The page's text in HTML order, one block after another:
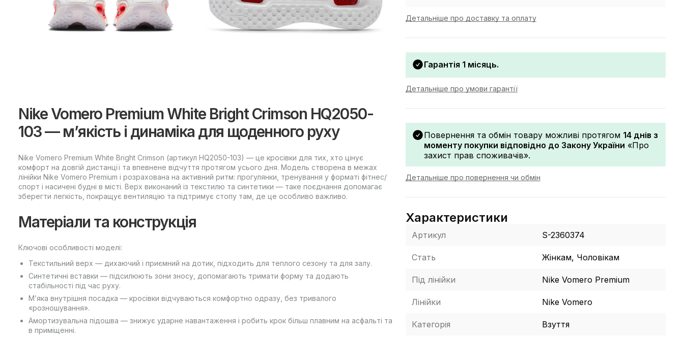
Nike Vomero Premium White Bright Crimson HQ2050-
103 — м’якість і динаміка для щоденного руху
Nike Vomero Premium White Bright Crimson (артикул HQ2050-103) — це кросівки для тих, хто цінує
комфорт на довгій дистанції та впевнене відчуття протягом усього дня. Модель створена в межах
лінійки Nike Vomero Premium і розрахована на активний ритм: прогулянки, тренування у форматі фітнес/
спорт і насичені будні в місті. Верх виконаний із текстилю та синтетики — таке поєднання допомагає
зберегти легкість, покращує вентиляцію та підтримує стопу там, де це особливо важливо.
Матеріали та конструкція
Ключові особливості моделі:
Текстильний верх — дихаючий і приємний на дотик, підходить для теплого сезону та для залу.
Синтетичні вставки — підсилюють зони зносу, допомагають тримати форму та додають
стабільності під час руху.
М’яка внутрішня посадка — кросівки відчуваються комфортно одразу, без тривалого
«розношування».
Амортизувальна підошва — знижує ударне навантаження і робить крок більш плавним на асфальті та
в приміщенні.
Детальніше про доставку та оплату
Гарантія 1 місяць.
Детальніше про умови гарантії
Повернення та обмін товару можливі протягом 14 днів з
моменту покупки відповідно до Закону України «Про
захист прав споживачів».
Детальніше про повернення чи обмін
Характеристики
Артикул S-2360374
Стать Жінкам, Чоловікам
Під лінійки Nike Vomero Premium
Лінійки Nike Vomero
Категорія Взуття